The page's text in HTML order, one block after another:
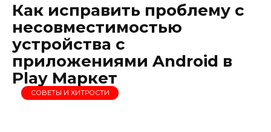
Как исправить проблему с
несовместимостью
устройства с
приложениями Android в
Play Маркет
СОВЕТЫ И ХИТРОСТИ